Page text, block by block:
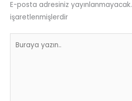
E-posta adresiniz yayınlanmayacak.
işaretlenmişlerdir